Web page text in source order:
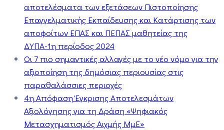
αποτελέσματα των εξετάσεων Πιστοποίησης
Επαγγελματικής Εκπαίδευσης και Κατάρτισης των
αποφοίτων ΕΠΑΣ και ΠΕΠΑΣ μαθητείας της
ΔΥΠΑ-1η περίοδος 2024
Οι 7 πιο σημαντικές αλλαγές με το νέο νόμο για την
αξιοποίηση της δημόσιας περιουσίας στις
παραθαλάσσιες περιοχές
4η Απόφαση Έγκρισης Αποτελεσμάτων
Αξιολόγησης για τη Δράση «Ψηφιακός
Μετασχηματισμός Αιχμής ΜμΕ»